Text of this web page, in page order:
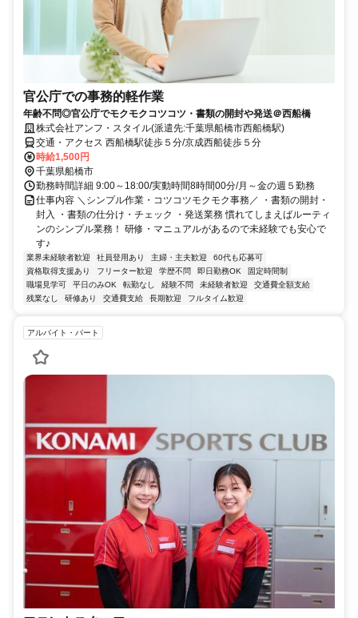
官公庁での事務的軽作業
年齢不問◎官公庁でモクモクコツコツ・書類の開封や発送＠西船橋
株式会社アンフ・スタイル(派遣先:千葉県船橋市西船橋駅)
交通・アクセス 西船橋駅徒歩５分/京成西船徒歩５分
時給1,500円
千葉県船橋市
勤務時間詳細 9:00～18:00/実動時間8時間00分/月～金の週５勤務
仕事内容 ＼シンプル作業・コツコツモクモク事務／ ・書類の開封・
封入 ・書類の仕分け・チェック ・発送業務 慣れてしまえばルーティ
ンのシンプル業務！ 研修・マニュアルがあるので未経験でも安心で
す♪
業界未経験者歓迎 社員登用あり 主婦・主夫歓迎
60代も応募可
資格取得支援あり
フリーター歓迎 学歴不問 即日勤務OK
固定時間制
職場見学可
平日のみOK 転勤なし 経験不問 未経験者歓迎
交通費全額支給
残業なし
研修あり 交通費支給 長期歓迎 フルタイム歓迎
アルバイト・パート